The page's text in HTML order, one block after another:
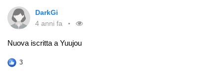
DarkGi
4 anni fa
Nuova iscritta a Yuujou
3